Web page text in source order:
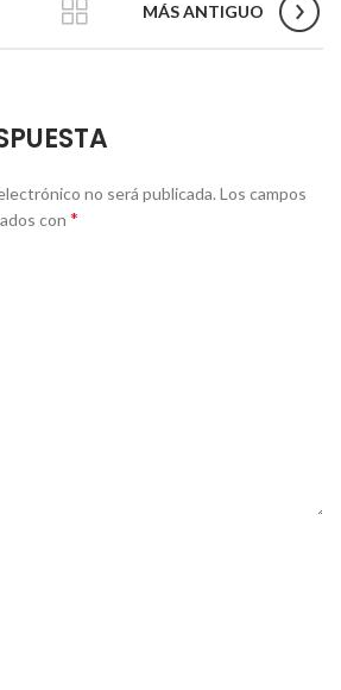
MÁS ANTIGUO
no será publicada. Los campos
con *